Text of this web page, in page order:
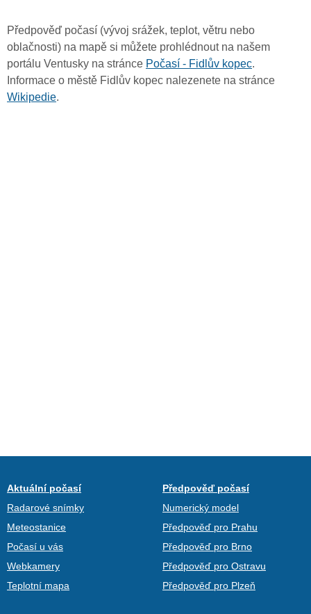
Předpověď počasí (vývoj srážek, teplot, větru nebo
oblačnosti) na mapě si můžete prohlédnout na našem
portálu Ventusky na stránce Počasí - Fidlův kopec.
Informace o městě Fidlův kopec nalezenete na stránce
Wikipedie.
Aktuální počasí
Radarové snímky
Meteostanice
Počasí u vás
Webkamery
Teplotní mapa
Předpověď počasí
Numerický model
Předpověď pro Prahu
Předpověď pro Brno
Předpověď pro Ostravu
Předpověď pro Plzeň